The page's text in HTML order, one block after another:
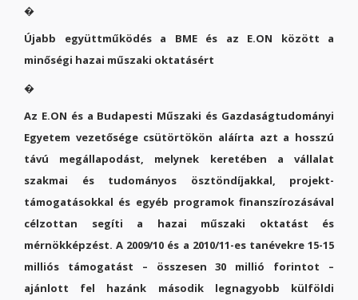
�
Újabb együttműködés a BME és az E.ON között a
minőségi hazai műszaki oktatásért
�
Az E.ON és a Budapesti Műszaki és Gazdaságtudományi
Egyetem vezetősége csütörtökön aláírta azt a hosszú
távú megállapodást, melynek keretében a vállalat
szakmai és tudományos ösztöndíjakkal, projekt-
támogatásokkal és egyéb programok finanszírozásával
célzottan segíti a hazai műszaki oktatást és
mérnökképzést. A 2009/10 és a 2010/11-es tanévekre 15-15
milliós támogatást – összesen 30 millió forintot –
ajánlott fel hazánk második legnagyobb külföldi